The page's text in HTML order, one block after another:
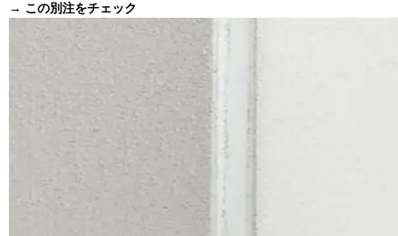
→ この別注をチェック